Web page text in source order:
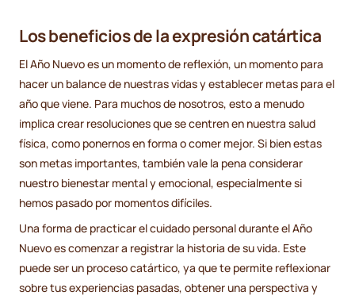
Los beneficios de la expresión catártica
El Año Nuevo es un momento de reflexión, un momento para
hacer un balance de nuestras vidas y establecer metas para el
año que viene. Para muchos de nosotros, esto a menudo
implica crear resoluciones que se centren en nuestra salud
física, como ponernos en forma o comer mejor. Si bien estas
son metas importantes, también vale la pena considerar
nuestro bienestar mental y emocional, especialmente si
hemos pasado por momentos difíciles.
Una forma de practicar el cuidado personal durante el Año
Nuevo es comenzar a registrar la historia de su vida. Este
puede ser un proceso catártico, ya que te permite reflexionar
sobre tus experiencias pasadas, obtener una perspectiva y